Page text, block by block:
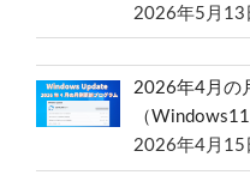
2026年5月13
2026年4月の
（
2026年4月15